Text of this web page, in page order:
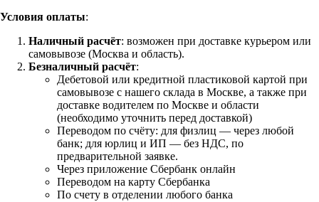
Условия оплаты:
Наличный расчёт: возможен при доставке курьером или
самовывозе (Москва и область).
Безналичный расчёт:
Дебетовой или кредитной пластиковой картой при
самовывозе с нашего склада в Москве, а также при
доставке водителем по Москве и области
(необходимо уточнить перед доставкой)
Переводом по счёту: для физлиц — через любой
банк; для юрлиц и ИП — без НДС, по
предварительной заявке.
Через приложение Сбербанк онлайн
Переводом на карту Сбербанка
По счету в отделении любого банка